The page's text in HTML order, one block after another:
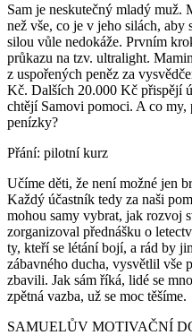
Sam je neskutečný mladý muž.
než vše, co je v jeho silách, aby
silou vůle nedokáže. Prvním
průkazu na tzv. ultralight.
z uspořených peněz za
Kč. Dalších 20.000 Kč přispějí
chtějí Samovi pomoci. A co my,
penízky?
Přání: pilotní kurz
Učíme děti, že není možné jen
Každý účastník tedy za naši
mohou samy vybrat, jak rozvoj
zorganizoval přednášku o
ty, kteří se létání bojí, a rád by
zábavného ducha, vysvětlil vše
zbavili. Jak sám říká, lidé se
zpětná vazba, už se moc těšíme.
SAMUELŮV MOTIVAČNÍ